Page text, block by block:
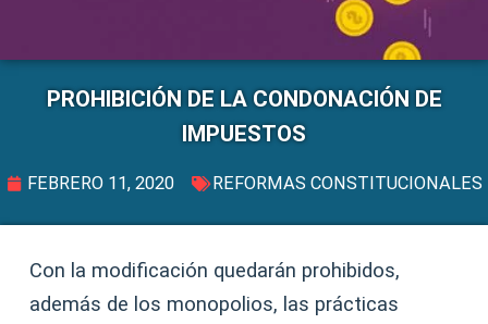
PROHIBICIÓN DE LA CONDONACIÓN DE
IMPUESTOS
FEBRERO 11, 2020 REFORMAS CONSTITUCIONALES
Con la modificación quedarán prohibidos,
además de los monopolios, las prácticas